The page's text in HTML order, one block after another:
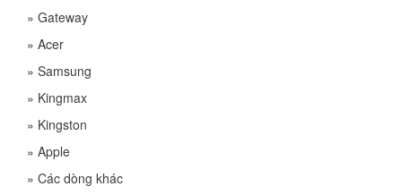
» Gateway
» Acer
» Samsung
» Kingmax
» Kingston
» Apple
» Các dòng khác